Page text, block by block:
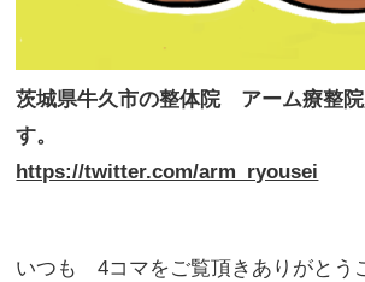
茨城県牛久市の整体院 アーム療整
す。
https://twitter.com/arm_ryousei
いつも 4コマをご覧頂きありがとう